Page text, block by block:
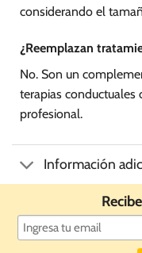
considerando el
¿Reemplazan
No. Son un
terapias conductuales
profesional.
Información